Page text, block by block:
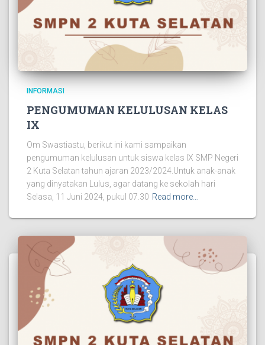
INFORMASI
PENGUMUMAN KELULUSAN KELAS
IX
Om Swastiastu, berikut ini kami sampaikan
pengumuman kelulusan untuk siswa kelas IX SMP Negeri
2 Kuta Selatan tahun ajaran 2023/2024.Untuk anak-anak
yang dinyatakan Lulus, agar datang ke sekolah hari
Selasa, 11 Juni 2024, pukul 07.30 Read more…